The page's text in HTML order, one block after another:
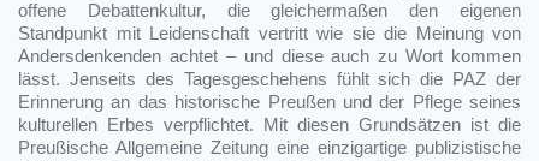
offene Debattenkultur, die gleichermaßen den eigenen
Standpunkt mit Leidenschaft vertritt wie sie die Meinung von
Andersdenkenden achtet – und diese auch zu Wort kommen
lässt. Jenseits des Tagesgeschehens fühlt sich die PAZ der
Erinnerung an das historische Preußen und der Pflege seines
kulturellen Erbes verpflichtet. Mit diesen Grundsätzen ist die
Preußische Allgemeine Zeitung eine einzigartige publizistische